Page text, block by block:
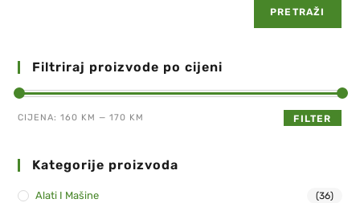
PRETRAŽI
Filtriraj proizvode po cijeni
FILTER
CIJENA:160 KM —170 KM
Kategorije proizvoda
Alati I Mašine (36)